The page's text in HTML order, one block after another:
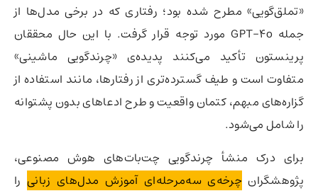
«تملق‌گویی» مطرح شده بود؛ رفتاری که در برخی مدل‌ها از
جمله GPT-4o مورد توجه قرار گرفت. با این حال محققان
پرینستون تأکید می‌کنند پدیده‌ی «چرندگویی ماشینی»
متفاوت است و طیف گسترده‌تری از رفتارها، مانند استفاده از
گزاره‌های مبهم، کتمان واقعیت و طرح ادعاهای بدون پشتوانه
را شامل می‌شود.
برای درک منشأ چرندگویی چت‌بات‌های هوش مصنوعی،
پژوهشگران چرخه‌ی سه‌مرحله‌ای آموزش مدل‌های زبانیرا